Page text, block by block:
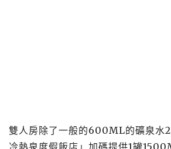
雙人房除了一般的600ML的礦泉水
冷熱泉度假飯店」加碼提供1罐